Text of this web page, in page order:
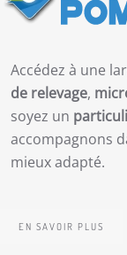
Accédez à une
de relevage,
soyez un
accompagnons
mieux adapté.
EN SAVOIR PLUS